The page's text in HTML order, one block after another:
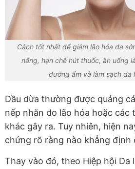
Cách tốt nhất để giảm lão hóa da
nắng, hạn chế hút thuốc, ăn uống
dưỡng ẩm và làm sạch da
Dầu dừa thường được quảng
nếp nhăn do lão hóa hoặc các
khác gây ra. Tuy nhiên, hiện
chứng rõ ràng nào khẳng định
Thay vào đó, theo Hiệp hội Da